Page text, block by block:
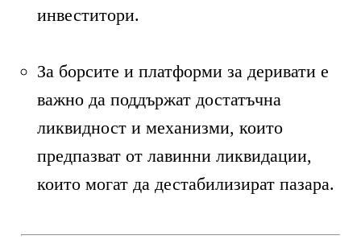
инвеститори.
За борсите и платформи за деривати е
важно да поддържат достатъчна
ликвидност и механизми, които
предпазват от лавинни ликвидации,
които могат да дестабилизират пазара.